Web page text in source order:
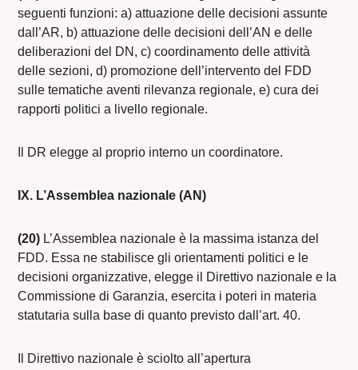
seguenti funzioni: a) attuazione delle decisioni assunte
dall’AR, b) attuazione delle decisioni dell’AN e delle
deliberazioni del DN, c) coordinamento delle attività
delle sezioni, d) promozione dell’intervento del FDD
sulle tematiche aventi rilevanza regionale, e) cura dei
rapporti politici a livello regionale.
Il DR elegge al proprio interno un coordinatore.
IX. L’Assemblea nazionale (AN)
(20) L’Assemblea nazionale è la massima istanza del
FDD. Essa ne stabilisce gli orientamenti politici e le
decisioni organizzative, elegge il Direttivo nazionale e la
Commissione di Garanzia, esercita i poteri in materia
statutaria sulla base di quanto previsto dall’art. 40.
Il Direttivo nazionale è sciolto all’apertura